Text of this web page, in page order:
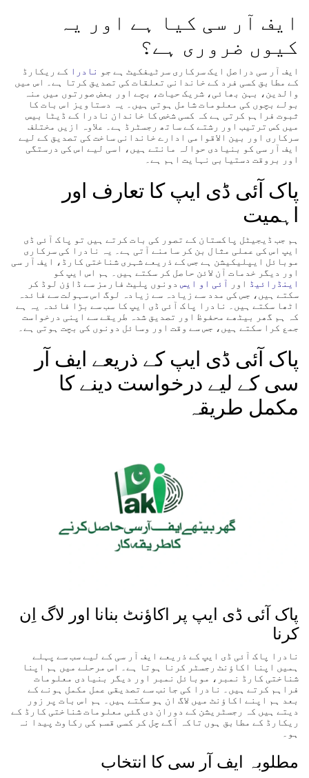
ایف آر سی کیا ہے اور یہ
کیوں ضروری ہے؟
ایف آر سی دراصل ایک سرکاری سرٹیفکیٹ ہے جو نادرا کے ریکارڈ
کے مطابق کسی فرد کے خاندانی تعلقات کی تصدیق کرتا ہے۔ اس میں
والدین، بہن بھائی، شریک حیات، بچے اور بعض صورتوں میں منہ
بولے بچوں کی معلومات شامل ہوتی ہیں۔ یہ دستاویز اس بات کا
ثبوت فراہم کرتی ہے کہ کسی شخص کا خاندان نادرا کے ڈیٹا بیس
میں کس ترتیب اور رشتے کے ساتھ رجسٹرڈ ہے۔ علاوہ ازیں مختلف
سرکاری اور بین الاقوامی ادارے خاندانی ساخت کی تصدیق کے لیے
ایف آر سی کو بنیادی حوالہ مانتے ہیں، اسی لیے اس کی درستگی
اور بروقت دستیابی نہایت اہم ہے۔
پاک آئی ڈی ایپ کا تعارف اور
اہمیت
ہم جب ڈیجیٹل پاکستان کے تصور کی بات کرتے ہیں تو پاک آئی ڈی
ایپ اس کی عملی مثال بن کر سامنے آتی ہے۔ یہ نادرا کی سرکاری
موبائل ایپلیکیشن ہے جس کے ذریعے شہری شناختی کارڈ، ایف آر سی
اور دیگر خدمات آن لائن حاصل کر سکتے ہیں۔ ہم اس ایپ کو
اینڈرائیڈ اور آئی او ایس دونوں پلیٹ فارمز سے ڈاؤن لوڈ کر
سکتے ہیں، جس کی مدد سے زیادہ سے زیادہ لوگ اس سہولت سے فائدہ
اٹھا سکتے ہیں۔ نادرا پاک آئی ڈی ایپ کا سب سے بڑا فائدہ یہ ہے
کہ ہم گھر بیٹھے محفوظ اور تصدیق شدہ طریقے سے اپنی درخواست
جمع کرا سکتے ہیں، جس سے وقت اور وسائل دونوں کی بچت ہوتی ہے۔
پاک آئی ڈی ایپ کے ذریعے ایف آر
سی کے لیے درخواست دینے کا
مکمل طریقہ
پاک آئی ڈی ایپ پر اکاؤنٹ بنانا اور لاگ اِن
کرنا
نادرا پاک آئی ڈی ایپ کے ذریعے ایف آر سی کے لیے سب سے پہلے
ہمیں اپنا اکاؤنٹ رجسٹر کرنا ہوتا ہے۔ اس مرحلے میں ہم اپنا
شناختی کارڈ نمبر، موبائل نمبر اور دیگر بنیادی معلومات
فراہم کرتے ہیں۔ نادرا کی جانب سے تصدیقی عمل مکمل ہونے کے
بعد ہم اپنے اکاؤنٹ میں لاگ ان ہو سکتے ہیں۔ ہم اس بات پر زور
دیتے ہیں کہ رجسٹریشن کے دوران دی گئی معلومات شناختی کارڈ کے
ریکارڈ کے مطابق ہوں تاکہ آگے چل کر کسی قسم کی رکاوٹ پیدا نہ
ہو۔
مطلوبہ ایف آر سی کا انتخاب